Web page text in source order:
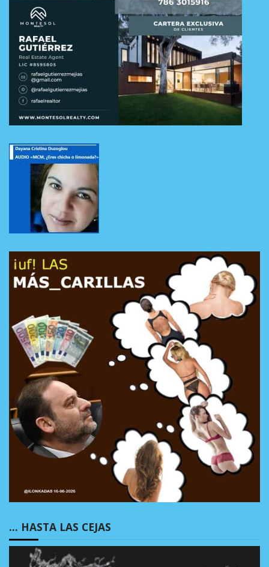
… HASTA LAS CEJAS